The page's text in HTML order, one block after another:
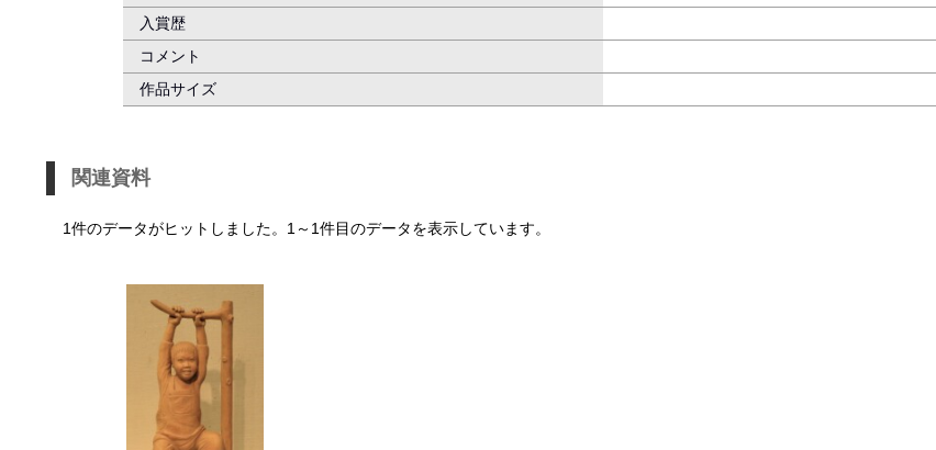
入賞歴
コメント
作品サイズ
関連資料
1件のデータがヒットしました。1～1件目のデータを表示しています。